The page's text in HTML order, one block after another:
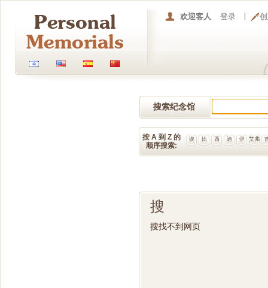
欢迎客人 登录
搜索纪念馆
按 A 到 Z 的
顺序搜索:
诶 比 西 迪 伊 艾弗
搜
搜找不到网页